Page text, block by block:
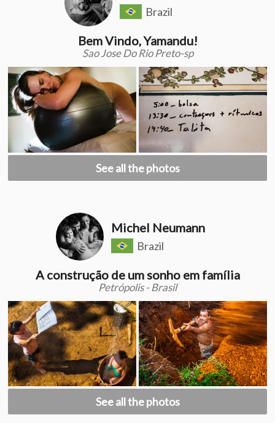
Brazil
Bem Vindo, Yamandu!
Sao Jose Do Rio Preto-sp
See all the photos
Michel Neumann
Brazil
A construção de um sonho em família
Petrópolis - Brasil
See all the photos